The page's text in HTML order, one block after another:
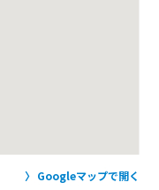
Googleマップで開く